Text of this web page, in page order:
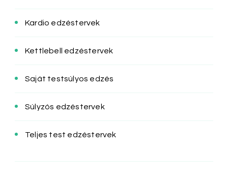
Kardio edzéstervek
Kettlebell edzéstervek
Saját testsúlyos edzés
Súlyzós edzéstervek
Teljes test edzéstervek